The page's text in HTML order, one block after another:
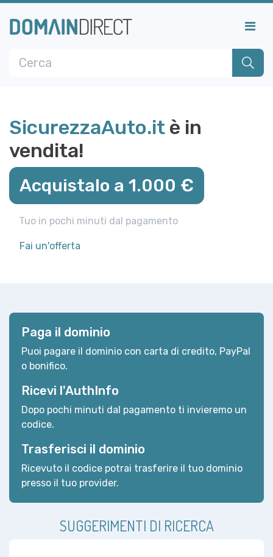
SicurezzaAuto.it è in
vendita!
Acquistalo a 1.000 €
Tuo in pochi minuti dal pagamento
Fai un'offerta
Paga il dominio
Puoi pagare il dominio con carta di credito, PayPal
o bonifico.
Ricevi l'AuthInfo
Dopo pochi minuti dal pagamento ti invieremo un
codice.
Trasferisci il dominio
Ricevuto il codice potrai trasferire il tuo dominio
presso il tuo provider.
SUGGERIMENTI DI RICERCA